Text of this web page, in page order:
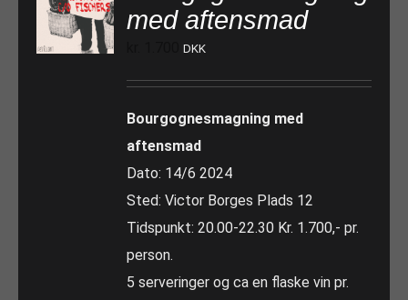
med aftensmad
DKK
Bourgognesmagning med
aftensmad
Dato: 14/6 2024
Sted: Victor Borges Plads 12
Tidspunkt: 20.00-22.30 Kr. 1.700,- pr.
person.
5 serveringer og ca en flaske vin pr.